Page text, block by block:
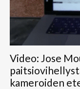
Video: Jose
kameroiden